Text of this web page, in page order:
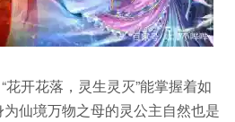
开花落，灵生灵灭”能掌握着如
仙境万物之母的灵公主自然也是